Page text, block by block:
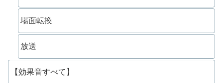
場面転換
放送
【効果音すべて】